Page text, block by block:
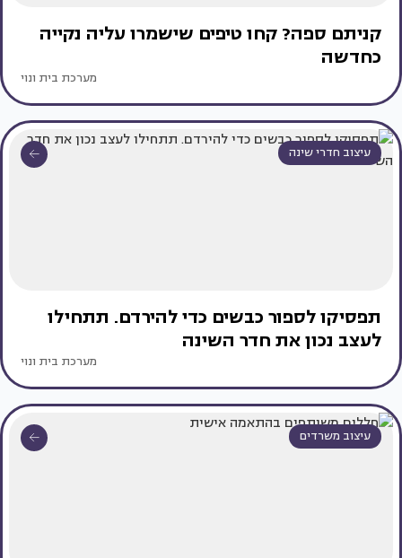
קניתם ספה? קחו טיפים שישמרו עליה נקייה
כחדשה
מערכת בית ונוי
עיצוב חדרי שינה
תפסיקו לספור כבשים כדי להירדם. תתחילו
לעצב נכון את חדר השינה
מערכת בית ונוי
עיצוב משרדים